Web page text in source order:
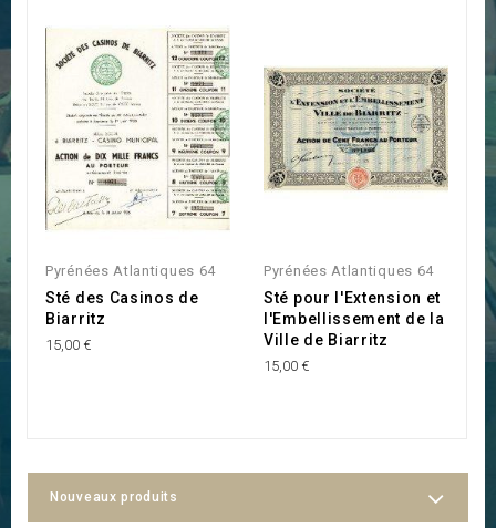
Pyrénées Atlantiques 64
Sté des Casinos de
Biarritz
15,00 €
Pyrénées Atlantiques 64
Sté pour l'Extension et
l'Embellissement de la
Ville de Biarritz
15,00 €
Nouveaux produits